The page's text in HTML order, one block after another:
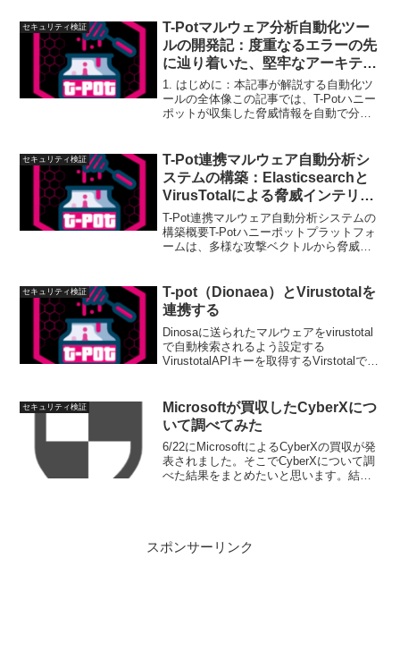
があります。それでは整理した内容を以
下に...
セキュリティ検証
T-Potマルウェア分析自動化ツー
ルの開発記：度重なるエラーの先
に辿り着いた、堅牢なアーキテク
チャ
1. はじめに：本記事が解説する自動化ツ
ールの全体像この記事では、T-Potハニー
ポットが収集した脅威情報を自動で分析
道のりを記録します。最終的に完成し
た、堅牢...
セキュリティ検証
T-Pot連携マルウェア自動分析シ
ステムの構築：Elasticsearchと
VirusTotalによる脅威インテリジ
ェンスの自動化
T-Pot連携マルウェア自動分析システムの
構築概要T-Potハニーポットプラットフォ
ームは、多様な攻撃ベクトルから脅威情
ルを迅速に評価し、実用的な脅威インテ
リジェンスに...
セキュリティ検証
T-pot（Dionaea）とVirustotalを
連携する
Dinosaに送られたマルウェアをvirustotal
で自動検索されるよう設定する
VirustotalAPIキーを取得するVirstotalでア
T-Pot ...
セキュリティ検証
Microsoftが買収したCyberXにつ
いて調べてみた
6/22にMicrosoftによるCyberXの買収が発
表されました。そこでCyberXについて調
べた結果をまとめたいと思います。結
スポンサーリンク